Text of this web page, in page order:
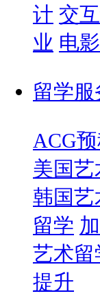
计 交
业 电
留学服
ACG
美国艺
韩国艺
留学
艺术留
提升